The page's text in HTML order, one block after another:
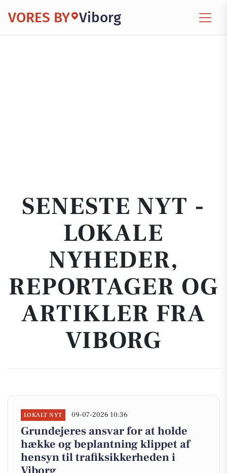
VORES BY Viborg
SENESTE NYT -
LOKALE
NYHEDER,
REPORTAGER OG
ARTIKLER FRA
VIBORG
LOKALT NYT 09-07-2026 10:36
Grundejeres ansvar for at holde
hække og beplantning klippet af
hensyn til trafiksikkerheden i